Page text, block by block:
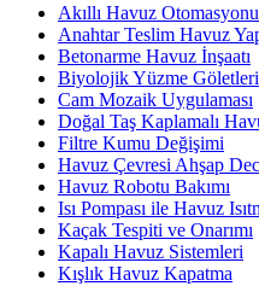
Akıllı Havuz Otomasyonu
Anahtar Teslim Havuz
Betonarme Havuz İnşaatı
Biyolojik Yüzme Göletleri
Cam Mozaik Uygulaması
Doğal Taş Kaplamalı
Filtre Kumu Değişimi
Havuz Çevresi Ahşap
Havuz Robotu Bakımı
Isı Pompası ile Havuz
Kaçak Tespiti ve Onarımı
Kapalı Havuz Sistemleri
Kışlık Havuz Kapatma